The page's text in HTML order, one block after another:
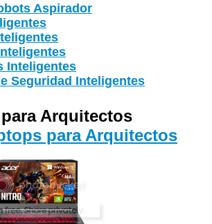
Aspirador
Inteligentes
Seguridad Inteligentes
Arquitectos
para Arquitectos